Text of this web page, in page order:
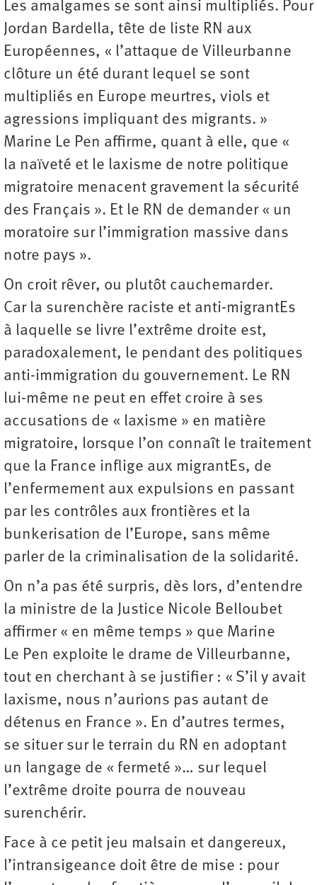
Les amalgames se sont ainsi multipliés. Pour
Jordan Bardella, tête de liste RN aux
Européennes, « l’attaque de Villeurbanne
clôture un été durant lequel se sont
multipliés en Europe meurtres, viols et
agressions impliquant des migrants. »
Marine Le Pen affirme, quant à elle, que «
la naïveté et le laxisme de notre politique
migratoire menacent gravement la sécurité
des Français ». Et le RN de demander « un
moratoire sur l’immigration massive dans
notre pays ».
On croit rêver, ou plutôt cauchemarder.
Car la surenchère raciste et anti-migrantEs
à laquelle se livre l’extrême droite est,
paradoxalement, le pendant des politiques
anti-immigration du gouvernement. Le RN
lui-même ne peut en effet croire à ses
accusations de « laxisme » en matière
migratoire, lorsque l’on connaît le traitement
que la France inflige aux migrantEs, de
l’enfermement aux expulsions en passant
par les contrôles aux frontières et la
bunkerisation de l’Europe, sans même
parler de la criminalisation de la solidarité.
On n’a pas été surpris, dès lors, d’entendre
la ministre de la Justice Nicole Belloubet
affirmer « en même temps » que Marine
Le Pen exploite le drame de Villeurbanne,
tout en cherchant à se justifier : « S’il y avait
laxisme, nous n’aurions pas autant de
détenus en France ». En d’autres termes,
se situer sur le terrain du RN en adoptant
un langage de « fermeté »… sur lequel
l’extrême droite pourra de nouveau
surenchérir.
Face à ce petit jeu malsain et dangereux,
l’intransigeance doit être de mise : pour